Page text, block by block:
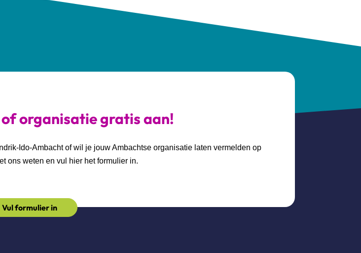
organisatie gratis aan!
Ido-Ambacht of wil je jouw Ambachtse organisatie laten vermelden op
ons weten en vul hier het formulier in.
Vul formulier in